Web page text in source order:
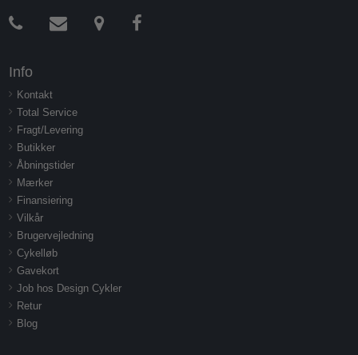
Info
Kontakt
Total Service
Fragt/Levering
Butikker
Åbningstider
Mærker
Finansiering
Vilkår
Brugervejledning
Cykelløb
Gavekort
Job hos Design Cykler
Retur
Blog